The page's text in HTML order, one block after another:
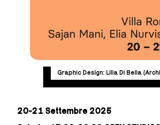
Graphic Design: Lilia Di Bella
20-21 Settembre 2025